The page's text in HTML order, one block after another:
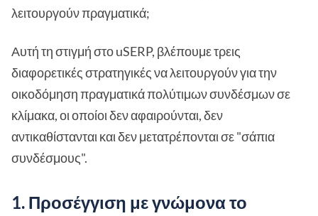
λειτουργούν πραγματικά;
Αυτή τη στιγμή στο uSERP, βλέπουμε τρεις
διαφορετικές στρατηγικές να λειτουργούν για την
οικοδόμηση πραγματικά πολύτιμων συνδέσμων σε
κλίμακα, οι οποίοι δεν αφαιρούνται, δεν
αντικαθίστανται και δεν μετατρέπονται σε "σάπια
συνδέσμους".
1. Προσέγγιση με γνώμονα το